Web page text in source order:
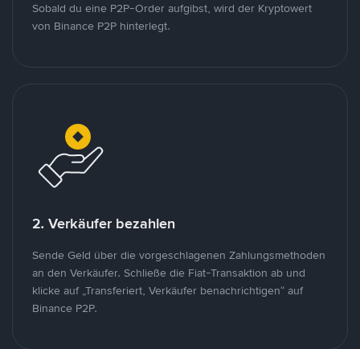
Sobald du eine P2P-Order aufgibst, wird der Kryptowert
von Binance P2P hinterlegt.
2. Verkäufer bezahlen
Sende Geld über die vorgeschlagenen Zahlungsmethoden
an den Verkäufer. Schließe die Fiat-Transaktion ab und
klicke auf „Transferiert, Verkäufer benachrichtigen“ auf
Binance P2P.